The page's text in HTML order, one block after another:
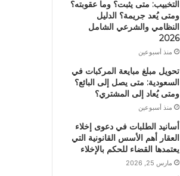
التخبيب: متى يثبت؟ وما عقوبته؟
ومتى يُعد جريمة؟ الدليل
النظامي والشرعي الشامل
2026
منذ أسبوعين
تحويل مبلغ مبايعة المركبات في
السعودية: متى يصل إلى البائع؟
ومتى يُعاد إلى المشتري؟
منذ أسبوعين
أسانيد الطلبات في دعوى إخلاء
العقار أهم الأسس القانونية التي
يعتمدها القضاء للحكم بالإخلاء
مارس 25, 2026